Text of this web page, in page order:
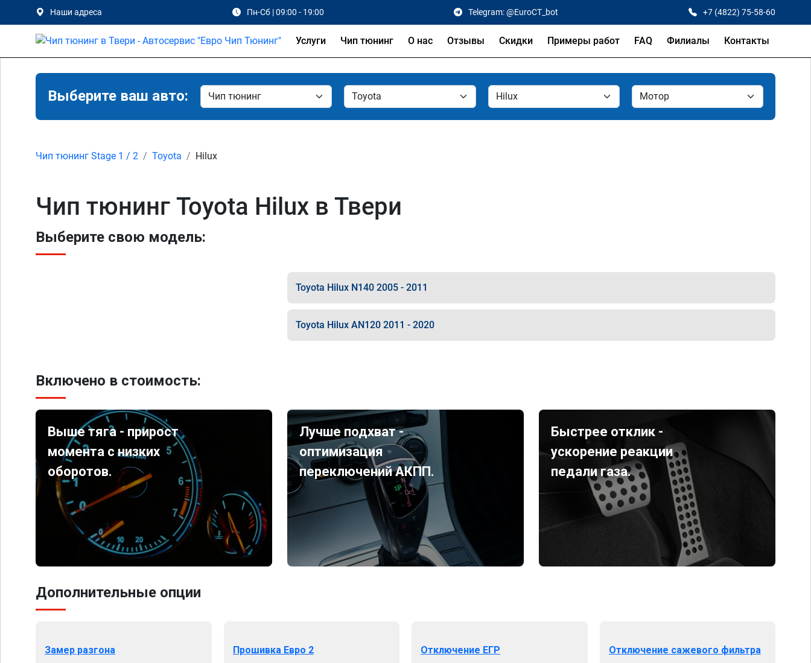
Наши адреса Пн-Сб | 09:00 - 19:00 Telegram: @EuroCT_bot +7 (4822) 75-58-60
Услуги Чип тюнинг О нас Отзывы Скидки Примеры работ FAQ Филиалы Контакты
Выберите ваш авто:
Чип тюнинг Stage 1 / 2 Toyota Hilux
Чип тюнинг Toyota Hilux в Твери
Выберите свою модель:
Toyota Hilux N140 2005 - 2011
Toyota Hilux AN120 2011 - 2020
Включено в стоимость:
Выше тяга - прирост
момента с низких
оборотов.
Лучше подхват -
оптимизация
переключений АКПП.
Быстрее отклик -
ускорение реакции
педали газа.
Дополнительные опции
Замер разгона Прошивка Евро 2 Отключение ЕГР Отключение сажевого фильтра